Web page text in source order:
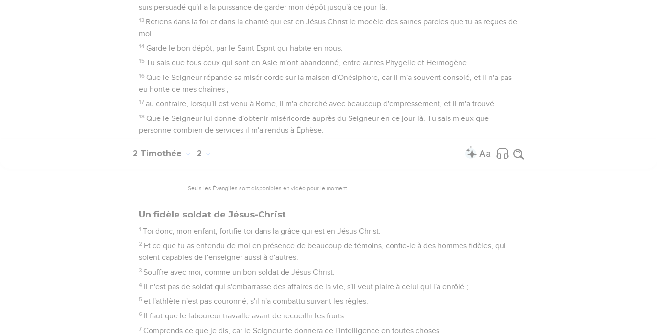
suis persuadé qu'il a la puissance de garder mon dépôt jusqu'à ce jour-là.
13 Retiens dans la foi et dans la charité qui est en Jésus Christ le modèle des saines paroles que tu as reçues de
moi.
14 Garde le bon dépôt, par le Saint Esprit qui habite en nous.
15 Tu sais que tous ceux qui sont en Asie m'ont abandonné, entre autres Phygelle et Hermogène.
16 Que le Seigneur répande sa miséricorde sur la maison d'Onésiphore, car il m'a souvent consolé, et il n'a pas
eu honte de mes chaînes ;
17 au contraire, lorsqu'il est venu à Rome, il m'a cherché avec beaucoup d'empressement, et il m'a trouvé.
18 Que le Seigneur lui donne d'obtenir miséricorde auprès du Seigneur en ce jour-là. Tu sais mieux que
personne combien de services il m'a rendus à Éphèse.
2 Timothée 2
Seuls les Évangiles sont disponibles en vidéo pour le moment.
Un fidèle soldat de Jésus-Christ
1 Toi donc, mon enfant, fortifie-toi dans la grâce qui est en Jésus Christ.
2 Et ce que tu as entendu de moi en présence de beaucoup de témoins, confie-le à des hommes fidèles, qui
soient capables de l'enseigner aussi à d'autres.
3 Souffre avec moi, comme un bon soldat de Jésus Christ.
4 Il n'est pas de soldat qui s'embarrasse des affaires de la vie, s'il veut plaire à celui qui l'a enrôlé ;
5 et l'athlète n'est pas couronné, s'il n'a combattu suivant les règles.
6 Il faut que le laboureur travaille avant de recueillir les fruits.
7 Comprends ce que je dis, car le Seigneur te donnera de l'intelligence en toutes choses.